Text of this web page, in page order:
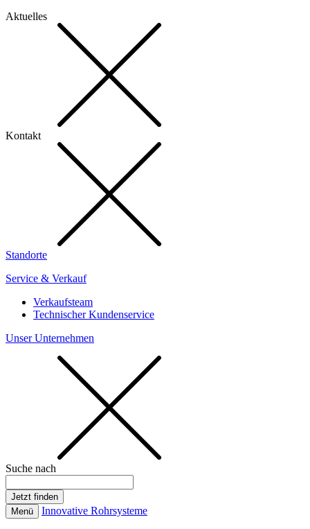
Aktuelles
Kontakt
Standorte
Service & Verkauf
Verkaufsteam
Technischer Kundenservice
Unser Unternehmen
Suche nach
Menü Innovative Rohrsysteme